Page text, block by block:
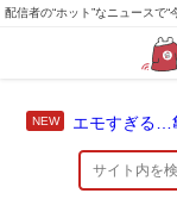
配信者の“ホット”なニュースで“